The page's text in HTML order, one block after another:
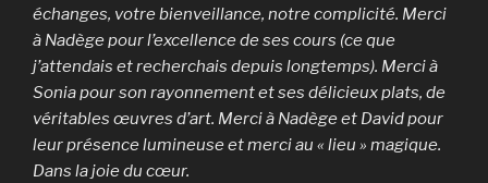
échanges, votre bienveillance, notre complicité. Merci
à Nadège pour l’excellence de ses cours (ce que
j’attendais et recherchais depuis longtemps). Merci à
Sonia pour son rayonnement et ses délicieux plats, de
véritables œuvres d’art. Merci à Nadège et David pour
leur présence lumineuse et merci au « lieu » magique.
Dans la joie du cœur.